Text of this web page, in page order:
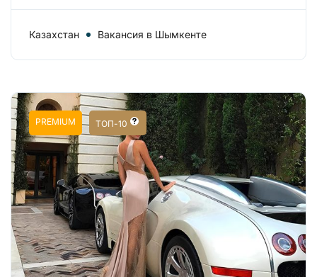
Казахстан Вакансия в Шымкенте
PREMIUM ТОП-10